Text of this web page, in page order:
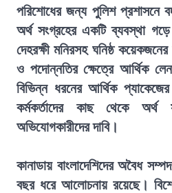
পরিশোধের জন্য পুলিশ প্রশাসনে
অর্থ সংগ্রহের একটি ব্যবস্থা
দেহরক্ষী মনিরসহ ঘনিষ্ঠ
ও পদোন্নতির ক্ষেত্রে আর্থিক
বিভিন্ন ধরনের আর্থিক প্যাকেজের
কর্মকর্তাদের কাছ থেকে
অভিযোগকারীদের দাবি।
কানাডায় বাংলাদেশিদের অবৈধ
বছর ধরে আলোচনায় রয়েছে।